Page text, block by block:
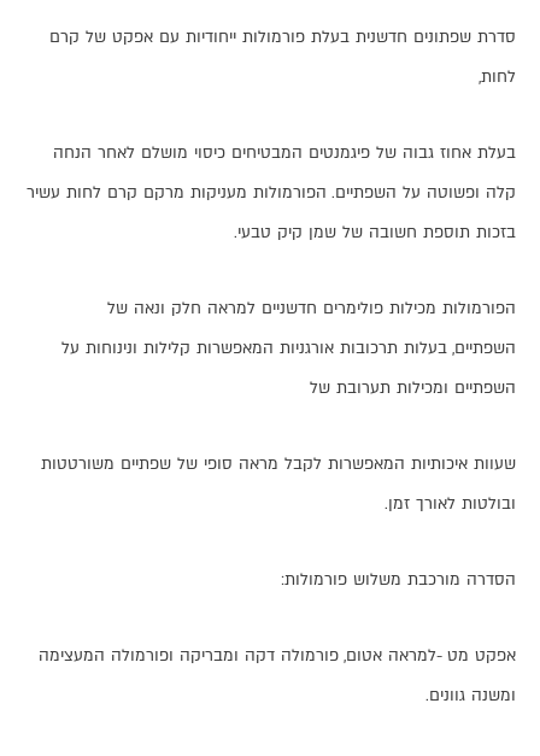
סדרת שפתונים חדשנית בעלת פורמולות ייחודיות עם אפקט של קרם
לחות,
בעלת אחוז גבוה של פיגמנטים המבטיחים כיסוי מושלם לאחר הנחה
קלה ופשוטה על השפתיים. הפורמולות מעניקות מרקם קרם לחות עשיר
בזכות תוספת חשובה של שמן קיק טבעי.
הפורמולות מכילות פולימרים חדשניים למראה חלק ונאה של
השפתיים, בעלות תרכובות אורגניות המאפשרות קלילות ונינוחות על
השפתיים ומכילות תערובת של
שעוות איכותיות המאפשרות לקבל מראה סופי של שפתיים משורטטות
ובולטות לאורך זמן.
הסדרה מורכבת משלוש פורמולות:
אפקט מט -למראה אטום, פורמולה דקה ומבריקה ופורמולה המעצימה
ומשנה גוונים.